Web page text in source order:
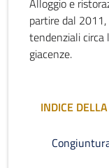
Alloggio e
partire dal
tendenziali circa
giacenze.
INDICE